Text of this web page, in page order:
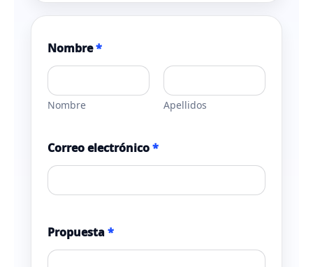
Nombre*
Nombre Apellidos
Correo electrónico*
Propuesta*